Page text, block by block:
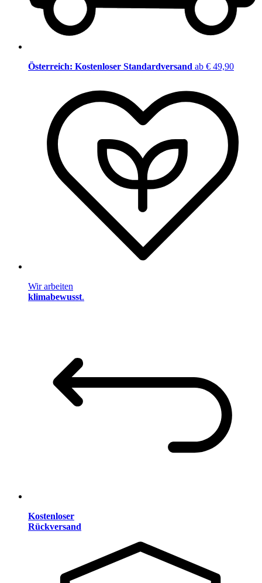
Österreich: Kostenloser Standardversand ab € 49,90
Wir arbeiten
klimabewusst.
Kostenloser
Rückversand